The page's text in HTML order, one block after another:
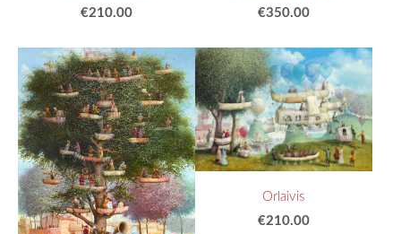
€210.00 €350.00
Orlaivis
€210.00